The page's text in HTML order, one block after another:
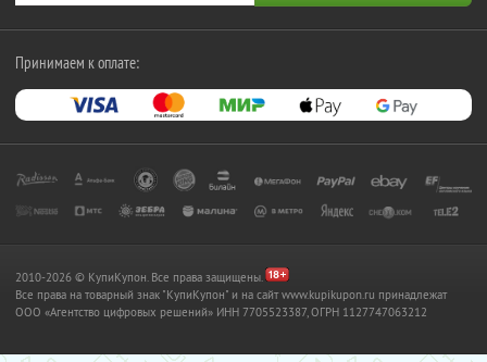
Принимаем к оплате:
2010-2026 © КупиКупон. Все права защищены.
Все права на товарный знак "КупиКупон" и на сайт www.kupikupon.ru принадлежат
OOO «Агентство цифровых решений» ИНН 7705523387, ОГРН 1127747063212